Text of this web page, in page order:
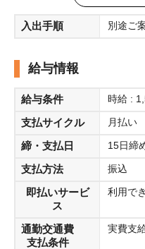
入出手順 別途ご
給与情報
給与条件 時給 :
支払サイクル 月払い
締・支払日 15日締
支払方法 振込
即払いサービ
ス
利用で
通勤交通費
支払条件
実費支